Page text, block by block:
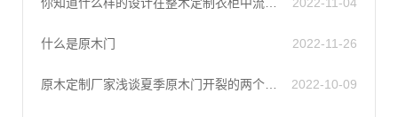
什么是原木门 2022-11-26
2022-10-09